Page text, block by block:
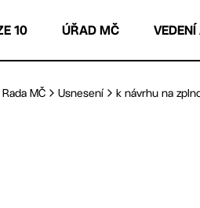
10 ÚŘAD MČ
Rada MČ Usnesení k návrhu na